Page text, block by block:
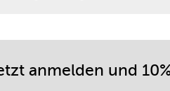
anmelden und